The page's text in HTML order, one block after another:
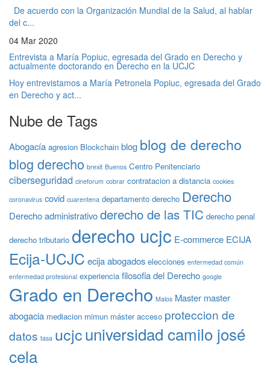
De acuerdo con la Organización Mundial de la Salud, al hablar
del c...
04 Mar 2020
Entrevista a María Popiuc, egresada del Grado en Derecho y
actualmente doctorando en Derecho en la UCJC
Hoy entrevistamos a María Petronela Popiuc, egresada del Grado
en Derecho y act...
Nube de Tags
Abogacía agresion Blockchain blog blog de derecho
blog derecho brexit Buenos Centro Penitenciario
ciberseguridad cineforum cobrar contratacion a distancia cookies
coronavirus covid cuarentena departamento derecho Derecho
Derecho administrativoderecho de las TIC derecho penal
derecho tributario derecho ucjc E-commerce ECIJA
Ecija-UCJC ecija abogados elecciones enfermedad común
enfermedad profesional experiencia filosofia del Derecho google
Grado en Derecho Malos Master master
abogacia mediacion mimun máster acceso proteccion de
datos tasa ucjcuniversidad camilo josé
cela